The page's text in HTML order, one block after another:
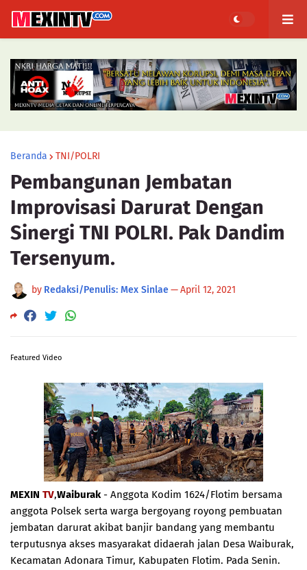
Beranda TNI/POLRI
Pembangunan Jembatan
Improvisasi Darurat Dengan
Sinergi TNI POLRI. Pak Dandim
Tersenyum.
by Redaksi/Penulis: Mex Sinlae—April 12, 2021
Featured Video
MEXIN TV,Waiburak- Anggota Kodim 1624/Flotim bersama
anggota Polsek serta warga bergoyang royong pembuatan
jembatan darurat akibat banjir bandang yang membantu
terputusnya akses masyarakat didaerah jalan Desa Waiburak,
Kecamatan Adonara Timur, Kabupaten Flotim. Pada Senin.